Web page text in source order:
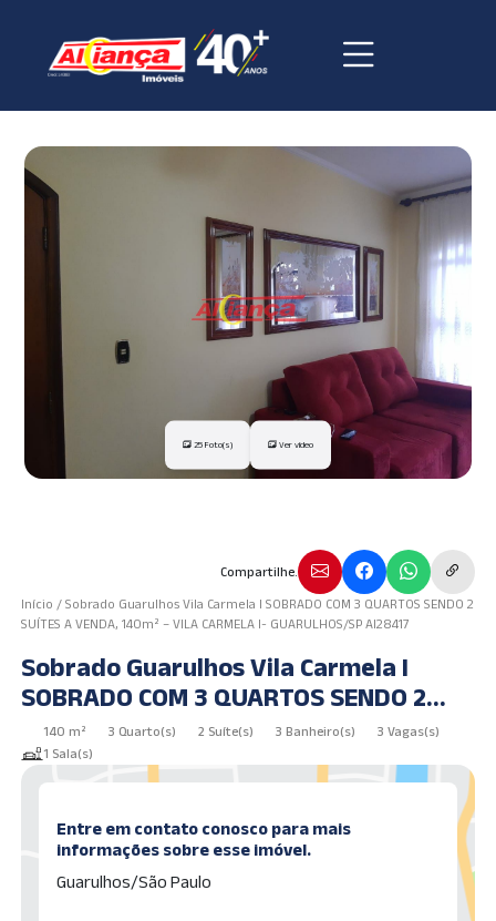
25 Foto(s) Ver vídeo
Compartilhe.
Início /Sobrado Guarulhos Vila Carmela I SOBRADO COM 3 QUARTOS SENDO 2
SUÍTES A VENDA, 140m² – VILA CARMELA I- GUARULHOS/SP AI28417
Sobrado Guarulhos Vila Carmela I
SOBRADO COM 3 QUARTOS SENDO 2
SUÍTES A VENDA, 140m² – VILA
140 m² 3 Quarto(s) 2 Suíte(s) 3 Banheiro(s)
3 Vagas(s)
1 Sala(s)
Entre em contato conosco para mais
informações sobre esse imóvel.
Guarulhos/São Paulo